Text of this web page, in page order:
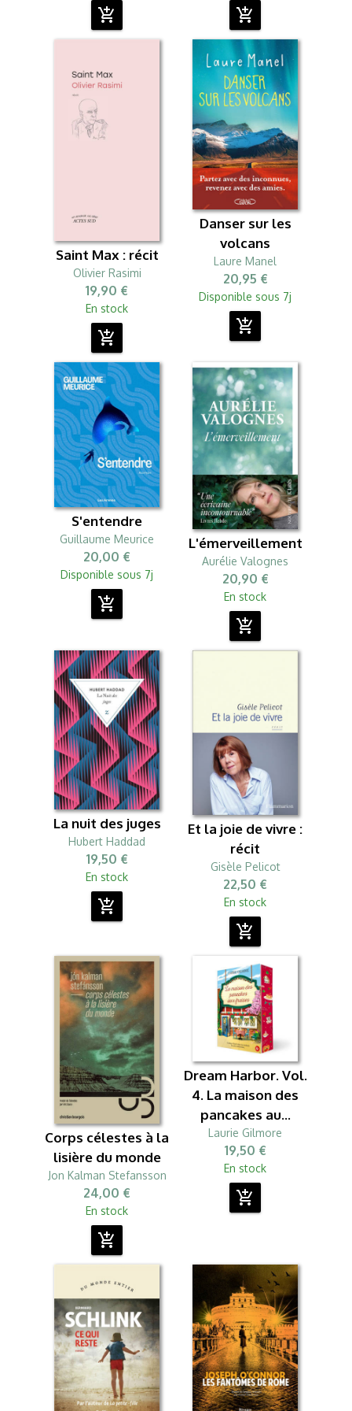
add_shopping_cart add_shopping_cart
Saint Max : récit
Olivier Rasimi
19,90 €
En stock
add_shopping_cart
Danser sur les
volcans
Laure Manel
20,95 €
Disponible sous 7j
add_shopping_cart
S'entendre
Guillaume Meurice
20,00 €
Disponible sous 7j
add_shopping_cart
L'émerveillement
Aurélie Valognes
20,90 €
En stock
add_shopping_cart
La nuit des juges
Hubert Haddad
19,50 €
En stock
add_shopping_cart
Et la joie de vivre :
récit
Gisèle Pelicot
22,50 €
En stock
add_shopping_cart
Corps célestes à la
lisière du monde
Jon Kalman Stefansson
24,00 €
En stock
add_shopping_cart
Dream Harbor. Vol.
4. La maison des
pancakes au...
Laurie Gilmore
19,50 €
En stock
add_shopping_cart